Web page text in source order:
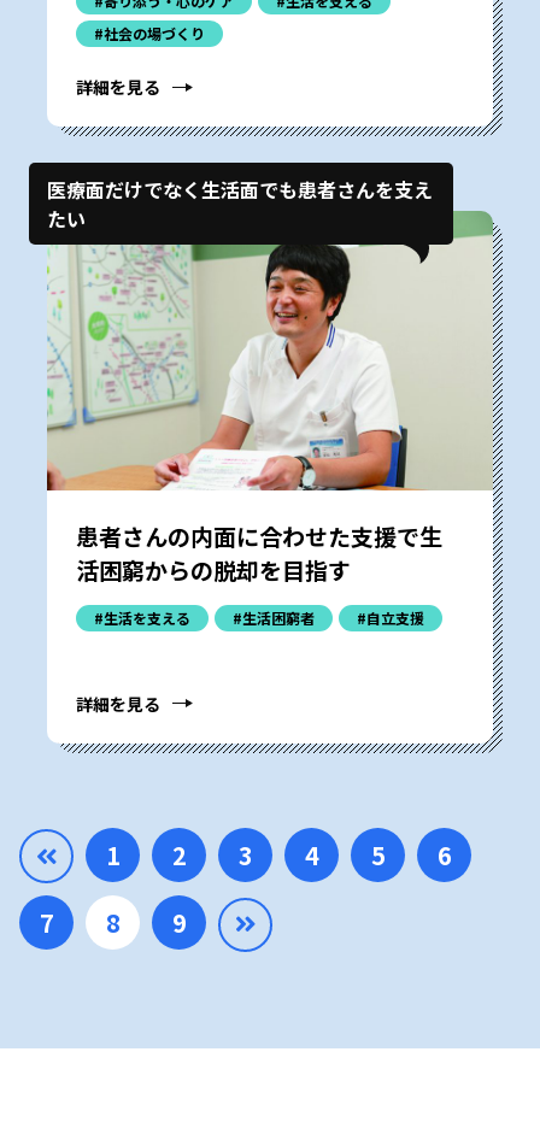
#社会の場づくり
詳細を見る
医療面だけでなく生活面でも患者さんを支え
たい
患者さんの内面に合わせた支援で生
活困窮からの脱却を目指す
#生活を支える #生活困窮者 #自立支援
詳細を見る
1 2 3 4 5
6
7
8 9